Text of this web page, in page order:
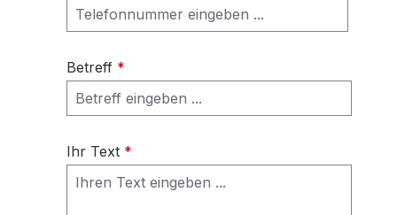
Betreff *
Ihr Text *